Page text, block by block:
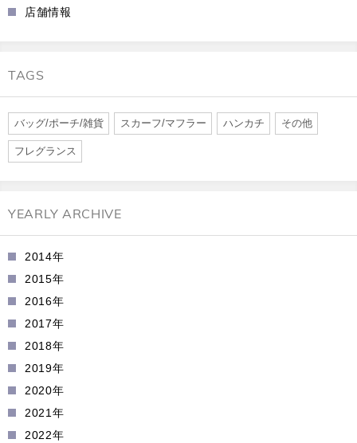
店舗情報
TAGS
バッグ/ポーチ/雑貨 スカーフ/マフラー ハンカチ その他
フレグランス
YEARLY ARCHIVE
2014年
2015年
2016年
2017年
2018年
2019年
2020年
2021年
2022年